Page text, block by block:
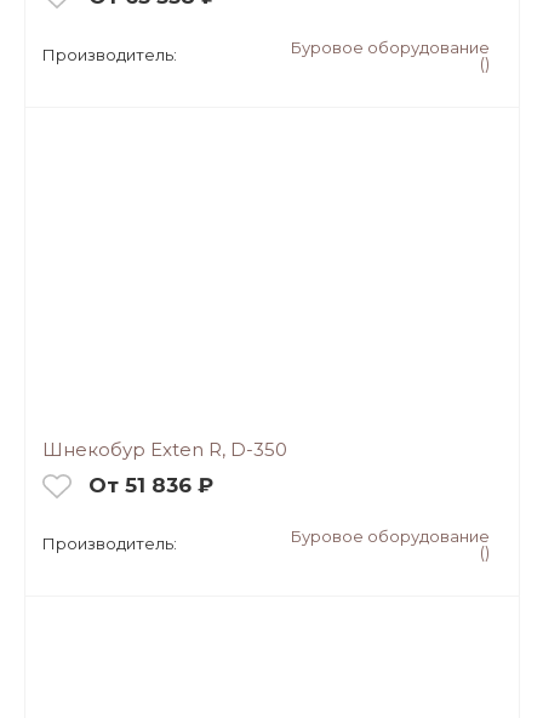
Производитель:
Буровое оборудование
()
Шнекобур Exten R, D-350
От 51 836 ₽
Производитель:
Буровое оборудование
()